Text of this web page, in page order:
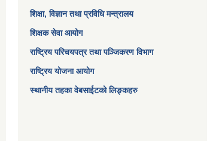
शिक्षा, विज्ञान तथा प्रविधि मन्त्रालय
शिक्षक सेवा आयोग
राष्ट्रिय परिचयपत्र तथा पञ्जिकरण विभाग
राष्ट्रिय योजना आयोग
स्थानीय तहका वेबसाईटको लिङ्कहरु